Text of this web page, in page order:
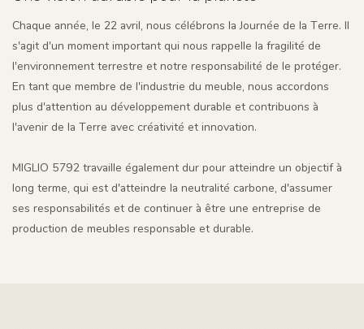
Chaque année, le 22 avril, nous célébrons la Journée de la Terre. Il
s'agit d'un moment important qui nous rappelle la fragilité de
l'environnement terrestre et notre responsabilité de le protéger.
En tant que membre de l'industrie du meuble, nous accordons
plus d'attention au développement durable et contribuons à
l'avenir de la Terre avec créativité et innovation.
MIGLIO 5792 travaille également dur pour atteindre un objectif à
long terme, qui est d'atteindre la neutralité carbone, d'assumer
ses responsabilités et de continuer à être une entreprise de
production de meubles responsable et durable.